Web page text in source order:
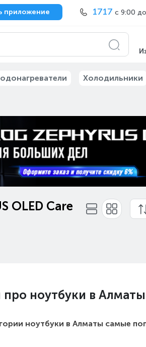
приложение 1717 с 9:00
Холодильники
OLED Care
ноутбуки в Алматы
ноутбуки в Алматы самые